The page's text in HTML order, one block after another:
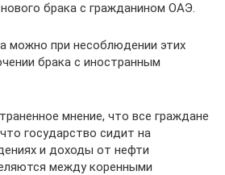
брака с гражданином ОАЭ.
можно при несоблюдении этих
брака с иностранным
мнение, что все граждане
государство сидит на
и доходы от нефти
между коренными